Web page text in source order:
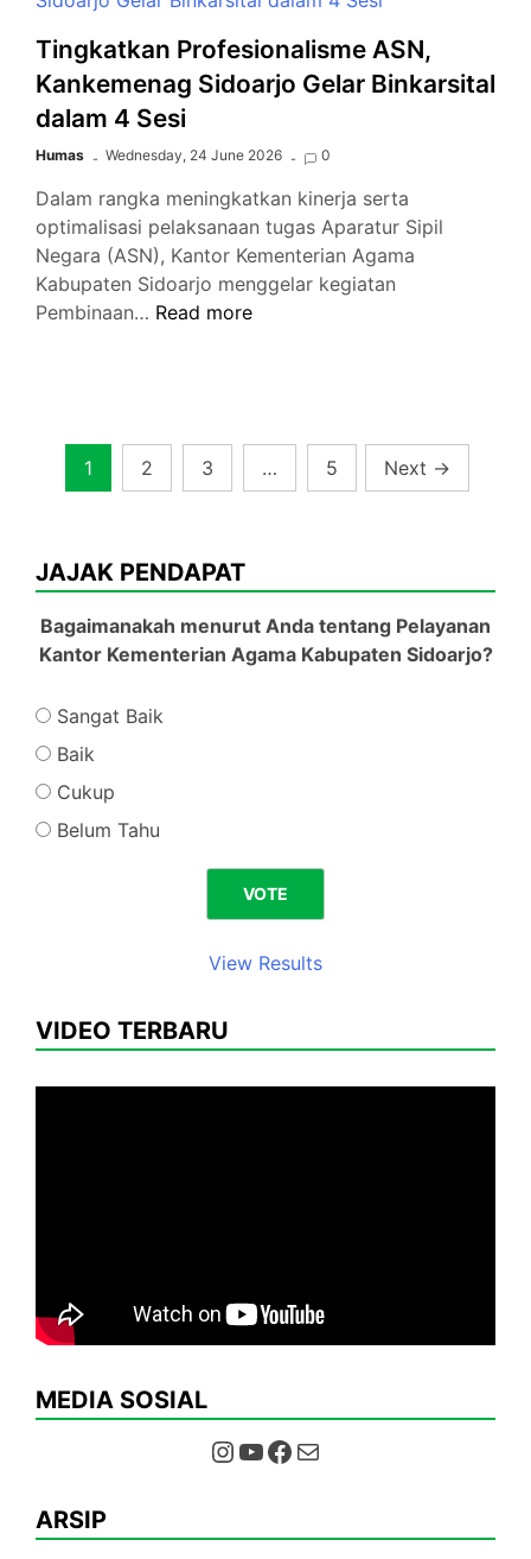
Khoziny,
Kankemenag
Sidoarjo
Dukung
Sarana
Pendidikan
Tingkatkan Profesionalisme ASN,
Kankemenag Sidoarjo Gelar Binkarsital
dalam 4 Sesi
Humas Wednesday, 24 June 2026 0
Dalam rangka meningkatkan kinerja serta
optimalisasi pelaksanaan tugas Aparatur Sipil
Negara (ASN), Kantor Kementerian Agama
Kabupaten Sidoarjo menggelar kegiatan
Pembinaan… Tingkatkan
Binkarsital
Sesi
Read more
Posts
1 2 3 … 5 Next →
JAJAK PENDAPAT
Bagaimanakah menurut Anda tentang Pelayanan
Kantor Kementerian Agama Kabupaten Sidoarjo?
Sangat Baik
Baik
Cukup
Belum Tahu
View Results
VIDEO TERBARU
MEDIA SOSIAL
Instagram YouTube Facebook Mail
ARSIP